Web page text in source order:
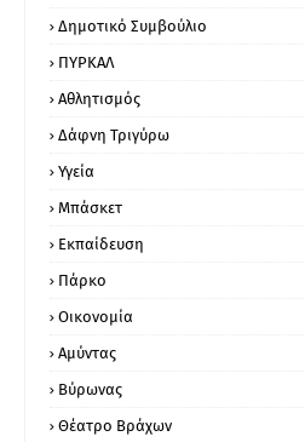
Δημοτικό Συμβούλιο
ΠΥΡΚΑΛ
Αθλητισμός
Δάφνη Τριγύρω
Υγεία
Μπάσκετ
Εκπαίδευση
Πάρκο
Οικονομία
Αμύντας
Βύρωνας
Θέατρο Βράχων